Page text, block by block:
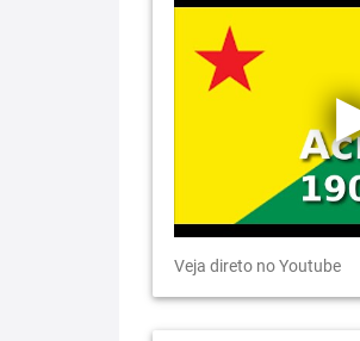
Veja direto no Youtube